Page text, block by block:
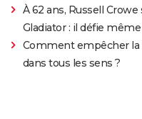
À 62 ans, Russell
Gladiator : il défie
Comment empêcher la
dans tous les sens ?